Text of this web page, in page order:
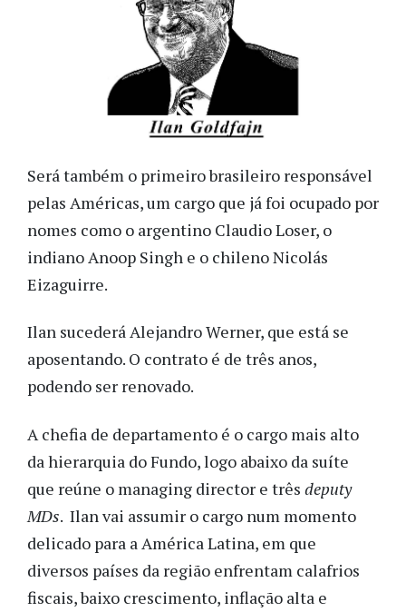
Será também o primeiro brasileiro responsável
pelas Américas, um cargo que já foi ocupado por
nomes como o argentino Claudio Loser, o
indiano Anoop Singh e o chileno Nicolás
Eizaguirre.
Ilan sucederá Alejandro Werner, que está se
aposentando. O contrato é de três anos,
podendo ser renovado.
A chefia de departamento é o cargo mais alto
da hierarquia do Fundo, logo abaixo da suíte
que reúne o managing director e três deputy
MDs. Ilan vai assumir o cargo num momento
delicado para a América Latina, em que
diversos países da região enfrentam calafrios
fiscais, baixo crescimento, inflação alta e